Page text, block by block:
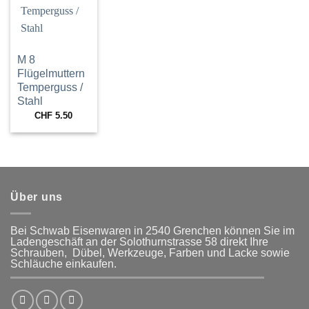
hinzufügen
M 8
Flügelmuttern
Temperguss /
Stahl
CHF 5.50
Über uns
Bei Schwab Eisenwaren in 2540 Grenchen können Sie im
Ladengeschäft an der Solothurnstrasse 58 direkt Ihre
Schrauben, Dübel, Werkzeuge, Farben und Lacke sowie
Schläuche einkaufen.